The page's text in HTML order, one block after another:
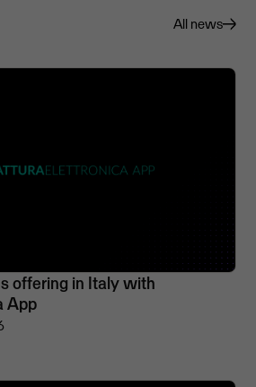
All news
offering in Italy with
App